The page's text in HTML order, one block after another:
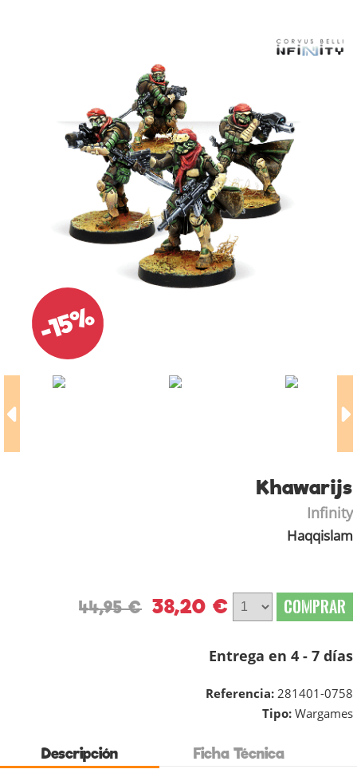
-15%
Khawarijs
Infinity
Haqqislam
44,95 € 38,20 € COMPRAR
Entrega en 4 - 7 días
Referencia: 281401-0758
Tipo: Wargames
Descripción Ficha Técnica